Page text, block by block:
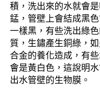
積，洗出來的水就會
錳，管壁上會結成黑
一樣黑，有些洗出綠
質，生鏽產生銅綠，
合金的養化造成，有
會是黃白色，這說明
出水管壁的生物膜。